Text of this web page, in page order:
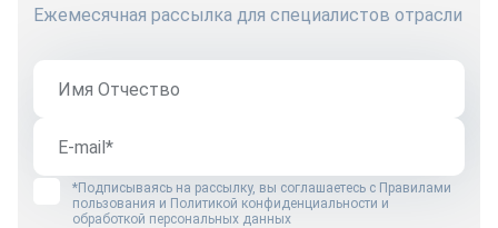
Ежемесячная рассылка для специалистов отрасли
*Подписываясь на рассылку, вы соглашаетесь с Правилами
пользования и Политикой конфиденциальности и
обработкой персональных данных